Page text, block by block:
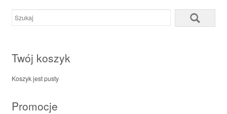
Twój koszyk
Koszyk jest pusty
Promocje